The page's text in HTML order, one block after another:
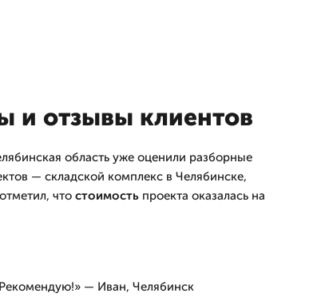
и отзывы клиентов
область уже оценили разборные
— складской комплекс в Челябинске,
что стоимостьпроекта оказалась на
— Иван, Челябинск